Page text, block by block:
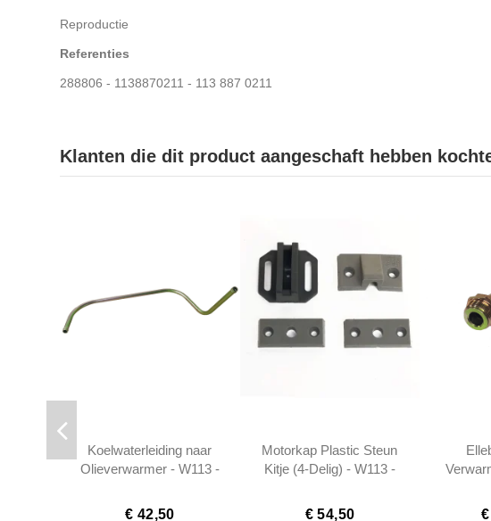
Reproductie
Referenties
288806 - 1138870211 - 113 887 0211
Klanten die dit product aangeschaft hebben
Koelwaterleiding naar
Olieverwarmer - W113 -
€ 42,50
Motorkap Plastic Steun
Kitje (4-Delig) - W113 -
€ 54,50